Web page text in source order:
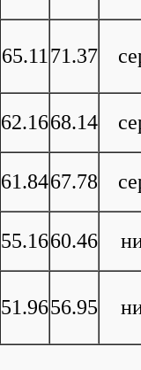
65.11 71.37
62.1668.14
61.8467.78
55.1660.46
51.9656.95